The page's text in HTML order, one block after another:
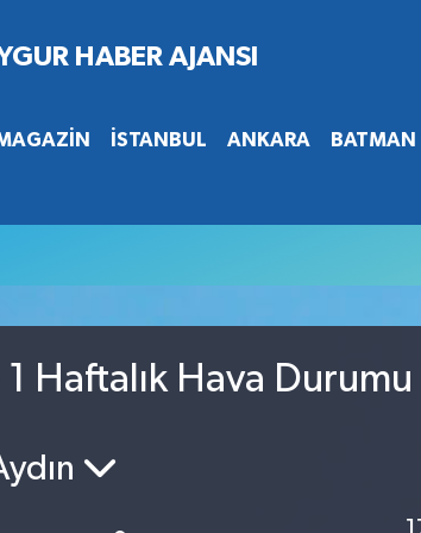
İSTANBUL ANKARA BATMAN
Haftalık Hava